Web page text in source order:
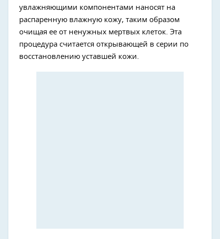
увлажняющими компонентами наносят на
распаренную влажную кожу, таким образом
очищая ее от ненужных мертвых клеток. Эта
процедура считается открывающей в серии по
восстановлению уставшей кожи.